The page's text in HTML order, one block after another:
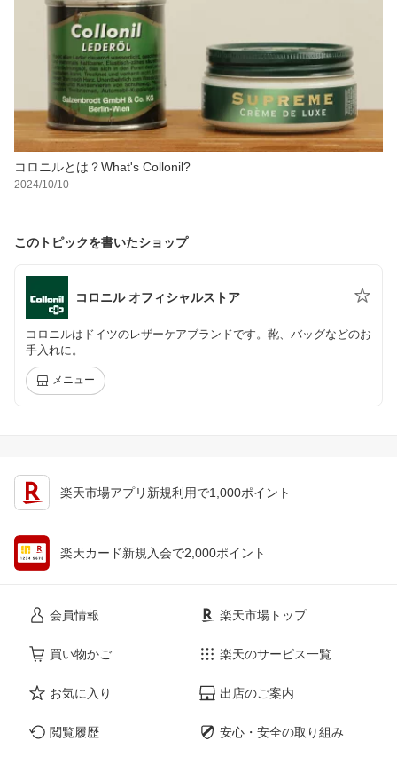
コロニルとは？What's Collonil?
2024/10/10
このトピックを書いたショップ
コロニル オフィシャルストア
コロニルはドイツのレザーケアブランドです。靴、バッグなどのお
手入れに。
メニュー
楽天市場アプリ新規利用で1,000ポイント
楽天カード新規入会で2,000ポイント
会員情報
買い物かご
お気に入り
閲覧履歴
楽天市場トップ
楽天のサービス一覧
出店のご案内
安心・安全の取り組み